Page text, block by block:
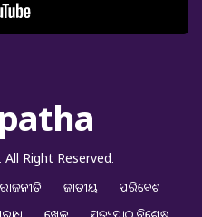
Right Reserved.
ରାଜନୀତି ଜାତୀୟ
ପରିବେଶ